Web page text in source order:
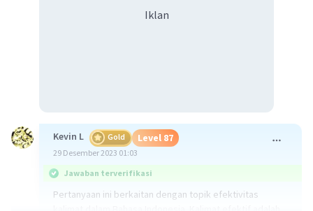
Iklan
Kevin L Gold Level 87
29 Desember 2023 01:03
Jawaban terverifikasi
Pertanyaan ini berkaitan dengan topik efektivitas